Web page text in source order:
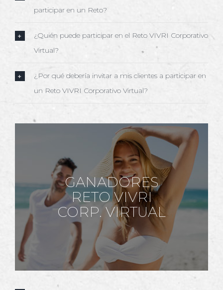
participar en un Reto?
¿Quién puede participar en el Reto VIVRI Corporativo
Virtual?
¿Por qué debería invitar a mis clientes a participar en
un Reto VIVRI Corporativo Virtual?
GANADORES
RETO VIVRI
CORP. VIRTUAL